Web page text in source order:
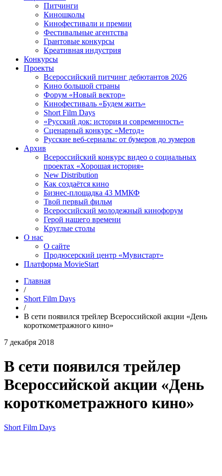
Питчинги
Киношколы
Кинофестивали и премии
Фестивальные агентства
Грантовые конкурсы
Креативная индустрия
Конкурсы
Проекты
Всероссийский питчинг дебютантов 2026
Кино большой страны
Форум «Новый вектор»
Кинофестиваль «Будем жить»
Short Film Days
«Русский док: история и современность»
Сценарный конкурс «Метод»
Русские веб-сериалы: от бумеров до зумеров
Архив
Всероссийский конкурс видео о социальных
проектах «Хорошая история»
New Distribution
Как создаётся кино
Бизнес-площадка 43 ММКФ
Твой первый фильм
Всероссийский молодежный кинофорум
Герой нашего времени
Круглые столы
О нас
О сайте
Продюсерский центр «Мувистарт»
Платформа MovieStart
Главная
/
Short Film Days
/
В сети появился трейлер Всероссийской акции «День
короткометражного кино»
7 декабря 2018
В сети появился трейлер
Всероссийской акции «День
короткометражного кино»
Short Film Days